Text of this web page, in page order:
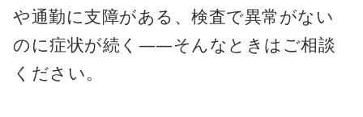
や通勤に支障がある、検査で異常がない
のに症状が続く——そんなときはご相談
ください。